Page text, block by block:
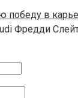
победу в
Фредди